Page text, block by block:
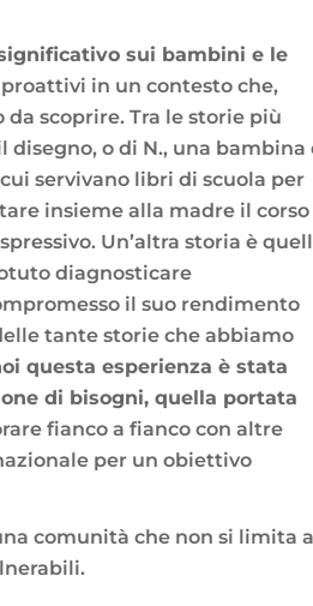
sui bambini e le
in un contesto che,
scoprire. Tra le storie più
disegno, o di N., una bambina
servivano libri di scuola per
insieme alla madre il
Un’altra storia è
diagnosticare
il suo rendimento
tante storie che abbiamo
questa esperienza è stata
di bisogni, quella portata
fianco a fianco con altre
per un obiettivo
comunità che non si limita